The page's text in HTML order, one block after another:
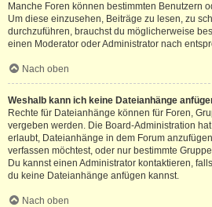
Manche Foren können bestimmten Benutzern
Um diese einzusehen, Beiträge zu lesen, zu
durchzuführen, brauchst du möglicherweise
einen Moderator oder Administrator nach
Nach oben
Weshalb kann ich keine Dateianhänge
Rechte für Dateianhänge können für Foren,
vergeben werden. Die Board-Administration
erlaubt, Dateianhänge in dem Forum
verfassen möchtest, oder nur bestimmte
Du kannst einen Administrator kontaktieren,
du keine Dateianhänge anfügen kannst.
Nach oben